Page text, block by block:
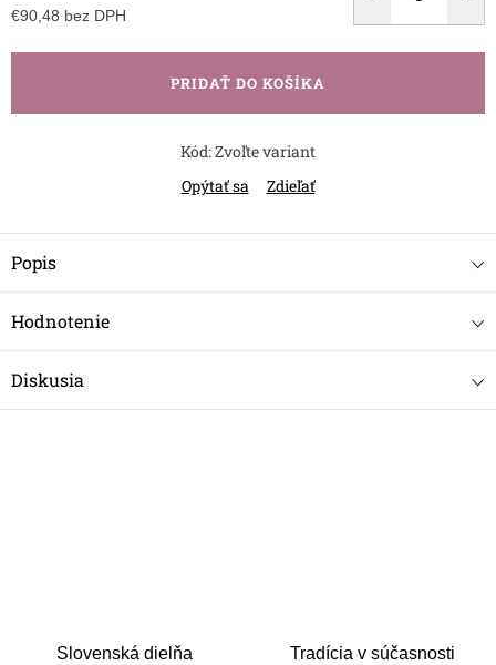
€90,48 bez DPH
cena:
PRIDAŤ DO KOŠÍKA
Kód:Zvoľte variant
Opýtať sa
Zdieľať
Popis
Hodnotenie
Diskusia
Slovenská dielňa Tradícia v súčasnosti